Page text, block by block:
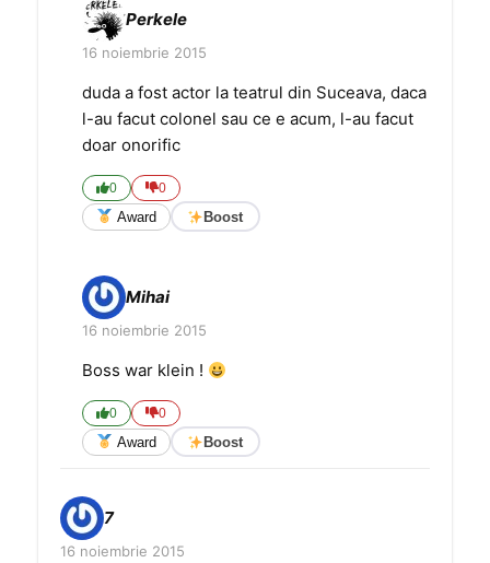
Perkele
16 noiembrie 2015
duda a fost actor la teatrul din Suceava, daca
l-au facut colonel sau ce e acum, l-au facut
doar onorific
0 0
Award Boost
Mihai
16 noiembrie 2015
Boss war klein !
0 0
Award Boost
7
16 noiembrie 2015